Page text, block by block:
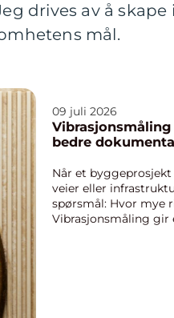
drives av å
mål.
09 juli 2026
Vibrasjonsmåling tryggere byggeprosjekter og
bedre
Når et
veier eller
spørsmål: Hvor mye
Vibrasjonsmåling gir